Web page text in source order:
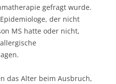
gefragt wurde.
der nicht
MS hatte oder nicht,
das Alter beim Ausbruch,